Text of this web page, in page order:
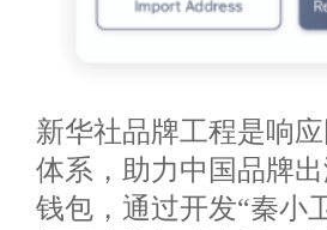
新华社品牌工程是响
体系，助力中国品牌
钱包，通过开发“秦小